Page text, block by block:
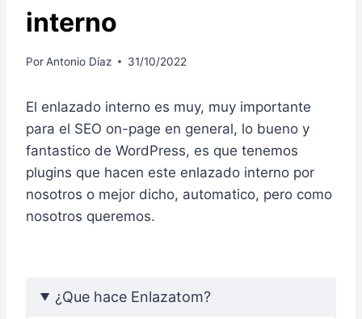
interno
PorAntonio Díaz 31/10/2022
El enlazado interno es muy, muy importante
para el SEO on-page en general, lo bueno y
fantastico de WordPress, es que tenemos
plugins que hacen este enlazado interno por
nosotros o mejor dicho, automatico, pero como
nosotros queremos.
¿Que hace Enlazatom?